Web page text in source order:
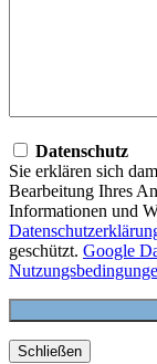
Datenschutz
Sie erklären sich
Bearbeitung Ihres
Informationen und
geschützt. Google
Schließen